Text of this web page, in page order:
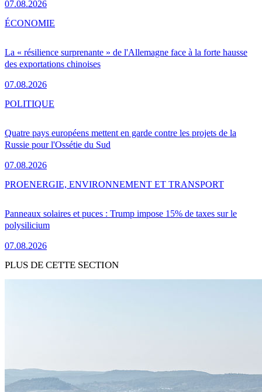
07.08.2026
La « résilience surprenante » de l'Allemagne face à la forte hausse
des exportations chinoises
07.08.2026
ÉCONOMIE
Quatre pays européens mettent en garde contre les projets de la
Russie pour l'Ossétie du Sud
07.08.2026
POLITIQUE
Panneaux solaires et puces : Trump impose 15% de taxes sur le
polysilicium
07.08.2026
PROENERGIE, ENVIRONNEMENT ET TRANSPORT
PLUS DE CETTE SECTION